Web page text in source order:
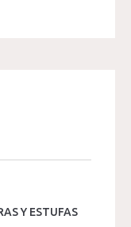
Y ESTUFAS